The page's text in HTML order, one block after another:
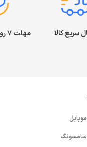
سریع کالا مهلت ۷ روز بازگشت کالا